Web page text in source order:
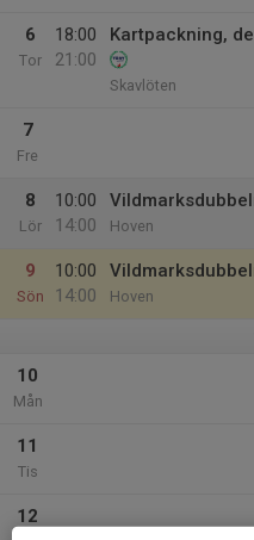
6
Tor
18:00
21:00
Kartpackning,
Skavlöten
7
Fre
8
Lör
10:00
14:00
Hoven
9
Sön
10:00
14:00
Hoven
10
Mån
11
Tis
12